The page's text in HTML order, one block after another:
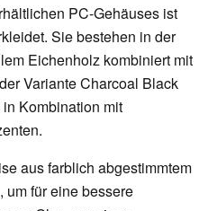
PC-Gehäuses ist
Sie bestehen in der
Eichenholz kombiniert mit
Variante Charcoal Black
Kombination mit
aus farblich abgestimmtem
um für eine bessere